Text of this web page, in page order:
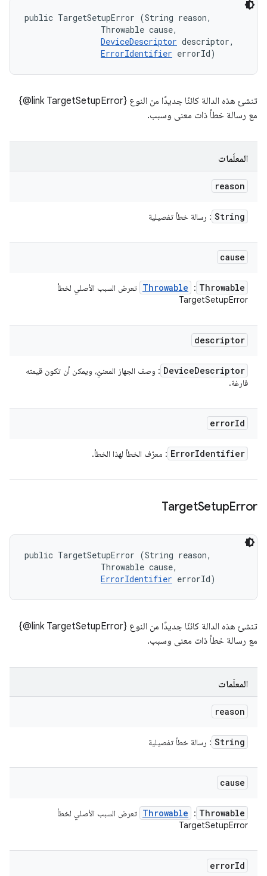
public TargetSetupError (String reason,
                Throwable cause,
DeviceDescriptor descriptor,
ErrorIdentifier errorId)
تنشئ هذه الدالة كائنًا جديدًا من النوع ‎{@link TargetSetupError}
مع رسالة خطأ ذات معنى وسبب.
المعلَمات
reason
String : رسالة خطأ تفصيلية
cause
Throwable
:
Throwable تعرض السبب الأصلي لخطأ
TargetSetupError
descriptor
DeviceDescriptor
: وصف الجهاز المعنيّ، ويمكن أن تكون قيمته
فارغة.
errorId
ErrorIdentifier : معرّف الخطأ لهذا الخطأ.
TargetSetupError
public TargetSetupError (String reason,
                Throwable cause,
ErrorIdentifier errorId)
تنشئ هذه الدالة كائنًا جديدًا من النوع ‎{@link TargetSetupError}
مع رسالة خطأ ذات معنى وسبب.
المعلَمات
reason
String : رسالة خطأ تفصيلية
cause
Throwable
:
Throwable تعرض السبب الأصلي لخطأ
TargetSetupError
errorId